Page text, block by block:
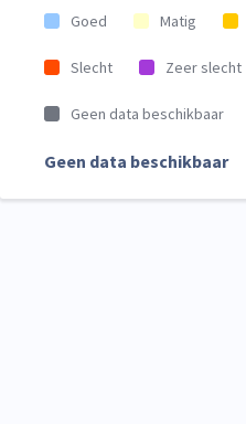
Goed Matig
Slecht Zeer slecht
Geen data beschikbaar
Geen data beschikbaar